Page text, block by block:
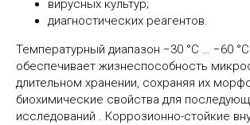
вирусных культур;
диагностических реагентов.
Температурный диапазон −30 °C … −60
обеспечивает жизнеспособность
длительном хранении, сохраняя их
биохимические свойства для
исследований . Коррозионно-стойкие